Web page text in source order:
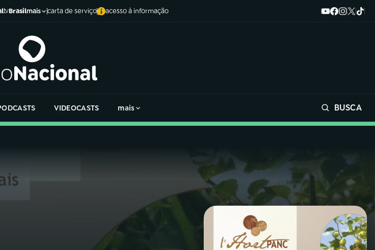
tvBrasilmais carta de serviço acesso à informação
VIDEOCASTS mais BUSCA